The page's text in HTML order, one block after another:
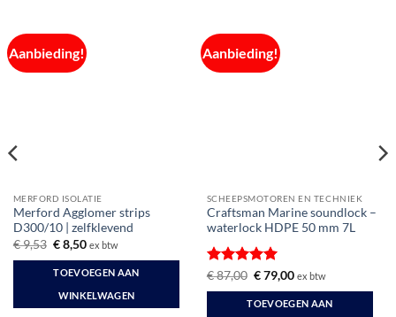
Aanbieding!
MERFORD ISOLATIE
Merford Agglomer strips
D300/10 | zelfklevend
€9,53 Oorspronkelijke
prijs
was:
€ 9,53.
€8,50Huidige
is:
€ 8,50.
ex btw
TOEVOEGEN AAN
WINKELWAGEN
Aanbieding!
SCHEEPSMOTOREN EN TECHNIEK
Craftsman Marine soundlock –
waterlock HDPE 50 mm 7L
Gewaardeerd
5uit 5
€87,00 Oorspronkelijke
was:
€ 87,00.
€79,00Huidige
is:
€ 79,00.
ex btw
TOEVOEGEN AAN